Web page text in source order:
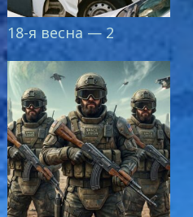
18-я весна — 2